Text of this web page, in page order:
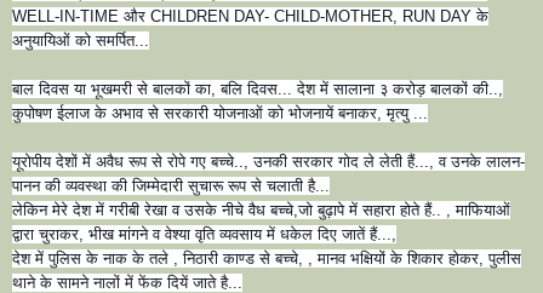
WELL-IN-TIME और CHILDREN DAY- CHILD-MOTHER, RUN DAY के
अनुयायिओं को समर्पित...
बाल दिवस या भूखमरी से बालकों का, बलि दिवस... देश में सालाना ३ करोड़ बालकों की..,
कुपोषण ईलाज के अभाव से सरकारी योजनाओं को भोजनायें बनाकर, मृत्यु ...
यूरोपीय देशों में अवैध रूप से रोपे गए बच्चे.., उनकी सरकार गोद ले लेती हैं..., व उनके लालन-
पानन की व्यवस्था की जिम्मेदारी सुचारू रूप से चलाती है...
लेकिन मेरे देश में गरीबी रेखा व उसके नीचे वैध बच्चे,जो बुढ़ापे में सहारा होते हैं.. , माफियाओं
द्वारा चुराकर, भीख मांगने व वेश्या वृति व्यवसाय में धकेल दिए जातें हैं...,
देश में पुलिस के नाक के तले , निठारी काण्ड से बच्चे, , मानव भक्षियों के शिकार होकर, पुलीस
थाने के सामने नालों में फेंक दियें जाते है...